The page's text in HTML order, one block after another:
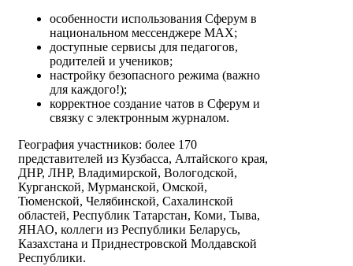
особенности использования Сферум в
национальном мессенджере МАХ;
доступные сервисы для педагогов,
родителей и учеников;
настройку безопасного режима (важно
для каждого!);
корректное создание чатов в Сферум и
связку с электронным журналом.
География участников: более 170
представителей из Кузбасса, Алтайского края,
ДНР, ЛНР, Владимирской, Вологодской,
Курганской, Мурманской, Омской,
Тюменской, Челябинской, Сахалинской
областей, Республик Татарстан, Коми, Тыва,
ЯНАО, коллеги из Республики Беларусь,
Казахстана и Приднестровской Молдавской
Республики.